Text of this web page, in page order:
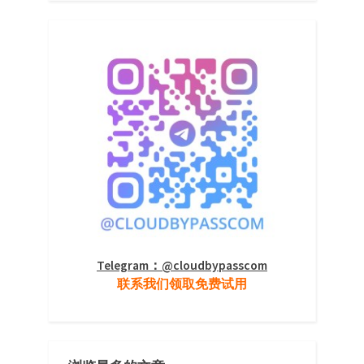
Telegram：@cloudbypasscom
联系我们领取免费试用